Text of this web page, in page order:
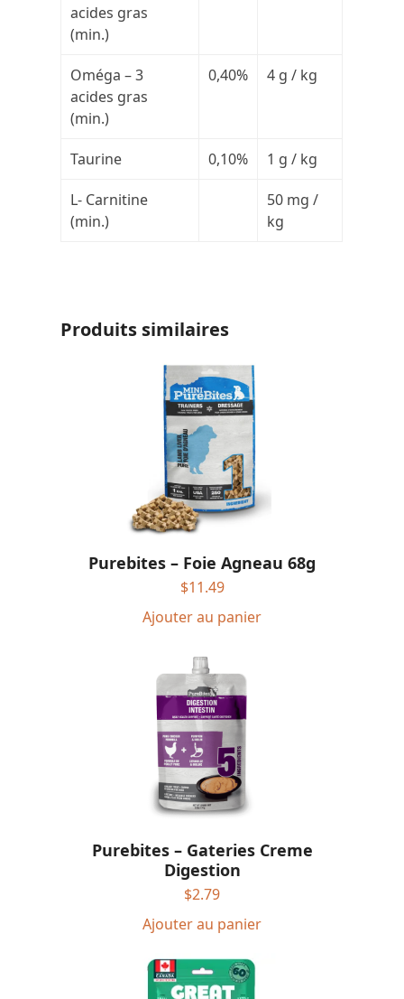
acides gras
(min.)
Oméga – 3
acides gras
(min.)
0,40% 4 g / kg
Taurine 0,10% 1 g / kg
L- Carnitine
(min.)
50 mg /
kg
Produits similaires
Purebites – Foie Agneau 68g
$11.49
Ajouter au panier
Purebites – Gateries Creme
Digestion
$2.79
Ajouter au panier